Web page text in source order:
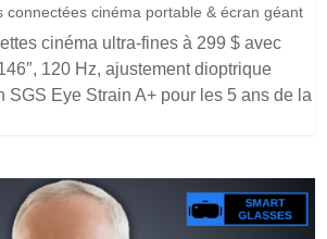
connectées cinéma portable & écran géant
cinéma ultra-fines à 299 $ avec
120 Hz, ajustement dioptrique
SGS Eye Strain A+ pour les 5 ans de la